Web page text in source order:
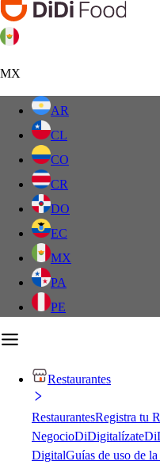
MX
AR
CL
CO
CR
DO
EC
MX
PA
PE
Restaurantes
RestaurantesRegistra tu
NegocioDiDigitalízate
DigitalGuías de uso de